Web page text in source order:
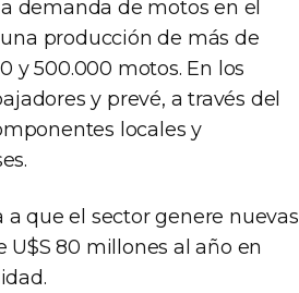
demanda de motos en el
producción de más de
y 500.000 motos. En los
y prevé, a través del
locales y
que el sector genere nuevas
U$S 80 millones al año en